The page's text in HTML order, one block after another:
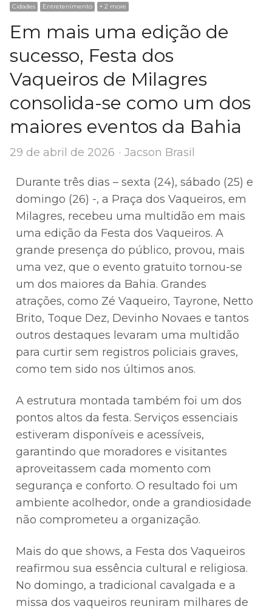
Cidades Entretenimento + 2 more
Em mais uma edição de
sucesso, Festa dos
Vaqueiros de Milagres
consolida-se como um dos
maiores eventos da Bahia
29 de abril de 2026 Author
Jacson Brasil
Durante três dias – sexta (24), sábado (25) e
domingo (26) -, a Praça dos Vaqueiros, em
Milagres, recebeu uma multidão em mais
uma edição da Festa dos Vaqueiros. A
grande presença do público, provou, mais
uma vez, que o evento gratuito tornou-se
um dos maiores da Bahia. Grandes
atrações, como Zé Vaqueiro, Tayrone, Netto
Brito, Toque Dez, Devinho Novaes e tantos
outros destaques levaram uma multidão
para curtir sem registros policiais graves,
como tem sido nos últimos anos.
A estrutura montada também foi um dos
pontos altos da festa. Serviços essenciais
estiveram disponíveis e acessíveis,
garantindo que moradores e visitantes
aproveitassem cada momento com
segurança e conforto. O resultado foi um
ambiente acolhedor, onde a grandiosidade
não comprometeu a organização.
Mais do que shows, a Festa dos Vaqueiros
reafirmou sua essência cultural e religiosa.
No domingo, a tradicional cavalgada e a
missa dos vaqueiros reuniram milhares de